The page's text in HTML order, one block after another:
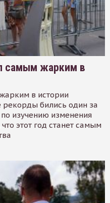
самым жарким в
в истории
бились один за
изучению изменения
этот год станет самым